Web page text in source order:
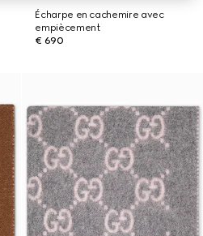
Écharpe en cachemire avec
empiècement
€ 690